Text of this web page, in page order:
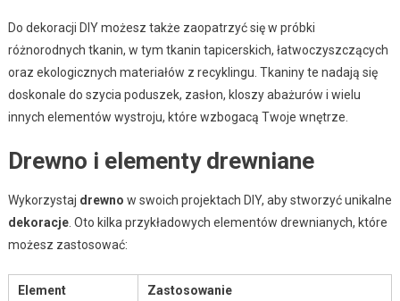
Do dekoracji DIY możesz także zaopatrzyć się w próbki
różnorodnych tkanin, w tym tkanin tapicerskich, łatwoczyszczących
oraz ekologicznych materiałów z recyklingu. Tkaniny te nadają się
doskonale do szycia poduszek, zasłon, kloszy abażurów i wielu
innych elementów wystroju, które wzbogacą Twoje wnętrze.
Drewno i elementy drewniane
Wykorzystaj drewno w swoich projektach DIY, aby stworzyć unikalne
dekoracje. Oto kilka przykładowych elementów drewnianych, które
możesz zastosować:
Element Zastosowanie